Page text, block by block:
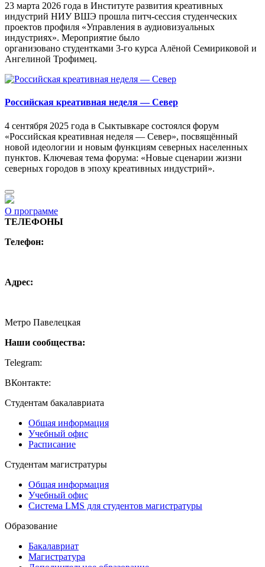
23 марта 2026 года в Институте развития креативных
индустрий НИУ ВШЭ прошла питч-сессия студенческих
проектов профиля «Управления в аудиовизуальных
индустриях». Мероприятие было
организовано студентками 3-го курса Алёной Семириковой и
Ангелиной Трофимец.
Российская креативная неделя — Север
4 сентября 2025 года в Сыктывкаре состоялся форум
«Российская креативная неделя — Север», посвящённый
новой идеологии и новым функциям северных населенных
пунктов. Ключевая тема форума: «Новые сценарии жизни
северных городов в эпоху креативных индустрий».
О программе
ТЕЛЕФОНЫ
Телефон:
Адрес:
Метро Павелецкая
Наши сообщества:
Telegram:
ВКонтакте:
Студентам бакалавриата
Общая информация
Учебный офис
Расписание
Студентам магистратуры
Общая информация
Учебный офис
Система LMS для студентов магистратуры
Образование
Бакалавриат
Магистратура